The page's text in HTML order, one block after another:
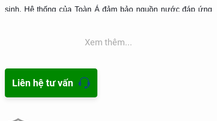
sinh. Hệ thống của Toàn Á đảm bảo nguồn nước đáp ứng
nước khoáng thiên nhiên và nước uống đóng chai. Nước
Xem thêm...
Liên hệ tư vấn